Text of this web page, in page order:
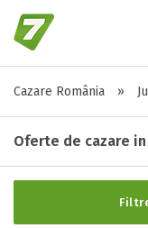
Cazare România »
Oferte de cazare
Stele /
Neclasificat
2 stele /
3 stele /